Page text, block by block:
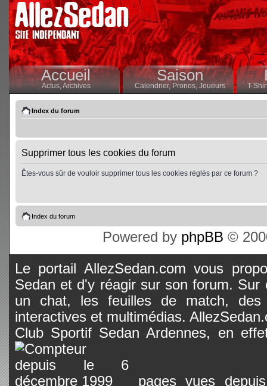
Accueil
Actus,Archives
Saison
Calendrier,Pronos, Joueurs T-
Index du forum
Supprimer tous les cookies du forum
Êtes-vous sûr de vouloir supprimer tous les cookies réglés par ce forum ?
Index du forum
Powered by phpBB ©
Le portail AllezSedan.com vous
Sedan et d'y réagir sur son forum.
un chat, les feuilles de match, des
interactives et multimédias.
Club Sportif Sedan Ardennes, en
pages vues